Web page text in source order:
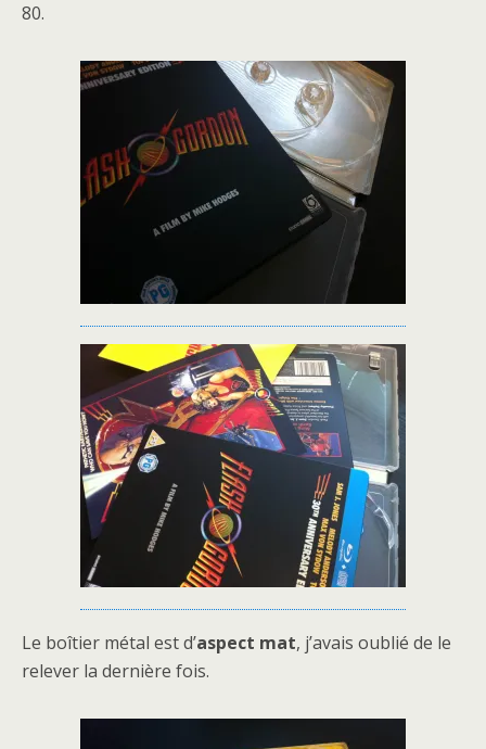
80.
Le boîtier métal est d’aspect mat, j’avais oublié de le
relever la dernière fois.